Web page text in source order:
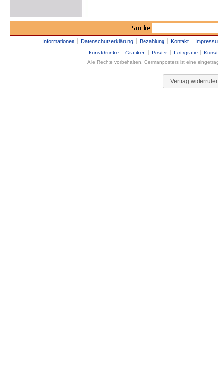
Informationen Datenschutzerklärung Bezahlung Kontakt
Kunstdrucke
Grafiken Poster Fotografie
Alle Rechte vorbehalten. Germanposters ist eine
Vertrag